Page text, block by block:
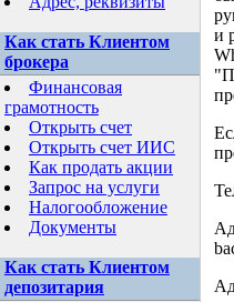
Как стать Клиентом
брокера
Финансовая
грамотность
Открыть счет
Открыть счет ИИС
Как продать акции
Запрос на услуги
Налогообложение
Документы
Как стать Клиентом
депозитария
и